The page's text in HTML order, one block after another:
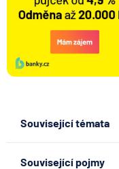
Související témata
Související pojmy